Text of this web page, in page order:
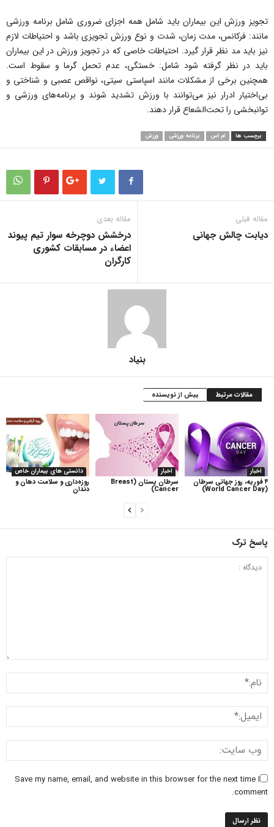
تجویز ورزش این بیماران باید شامل همه اجزای ضروری شامل برنامه ورزشی
مانند: فرکانس، مدت زمان، شدت و نوع ورزش تجویزی باشد و احتیاطات لازم
نیز باید مد نظر قرار گیرد. احتیاطات خاصی که در تجویز ورزش در این بیماران
باید در نظر گرفته شود شامل: خستگی، عدم تحمل گرما و سقوط است.
همچنین برخی از مشکلات مانند اسپاستی سیتی، نواقص عصبی و شناختی و
بی‌اختیار ادرار نیز می‌توانند با ورزش تشدید شوند و برنامه‌های ورزشی و
توانبخشی را تحت‌الشعاع قرار دهند.
برچسب ها ام اس برنامه ورزشی ورزش
مقاله قبلی
دیابت چالش جهانی
مقاله بعدی
درخشش دوچرخه سوار تیم پیوند
اعضاء در مسابقات کشوری
کارگران
بنیاد
مقالات مرتبط بیش از نویسنده
دانستی های بیماران خاص
روزه‌داری و سلامت دهان و
دندان
اخبار
سرطان پستان (Breast
Cancer)
اخبار
۴ فوریه، روز جهانی سرطان
(World Cancer Day)
پاسخ ترک
Save my name, email, and website in this browser for the next time I
comment.